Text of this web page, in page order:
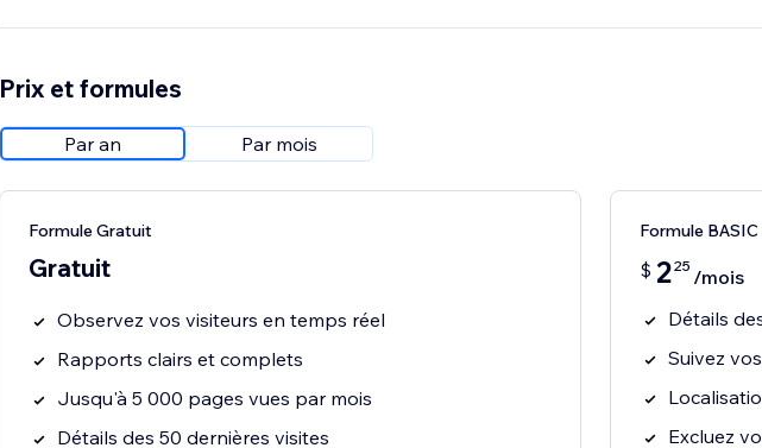
Prix et formules
Par an Par mois
Formule Gratuit
Gratuit
Observez vos visiteurs en temps réel
Rapports clairs et complets
Jusqu'à 5 000 pages vues par mois
Détails des 50 dernières visites
Formule BASIC
$ 225 /mois
Détails
Suivez
Excluez